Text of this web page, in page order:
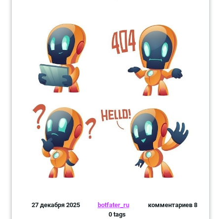
27 декабря 2025 botfater_ru
комментариев 8
0 tags